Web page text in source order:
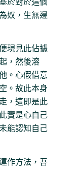
奴，生無邊
現見此佔據
，然後溶
。心假借意
。故此本身
，這即是此
實是心自己
能認知自己
作方法，吾